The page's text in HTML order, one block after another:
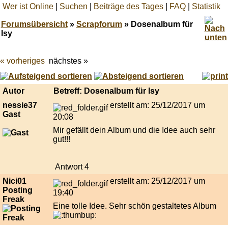
Wer ist Online Suchen Beiträge des Tages FAQ Statistik
Forumsübersicht» Scrapforum» Dosenalbum für
Isy
Best
online
live
casino
« vorheriges nächstes »
Autor
Betreff: Dosenalbum für Isy
nessie37
Gast
erstellt am: 25/12/2017 um
20:08
Mir gefällt dein Album und die Idee auch sehr
gut!!!
Antwort 4
Nici01
Posting
Freak
erstellt am: 25/12/2017 um
19:40
Eine tolle Idee. Sehr schön gestaltetes Album